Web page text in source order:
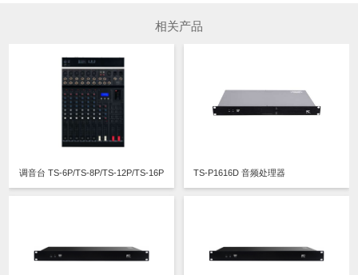
相关产品
调音台 TS-6P/TS-8P/TS-12P/TS-16P TS-P1616D 音频处理器